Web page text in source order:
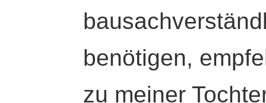
benötigen,
zu meiner